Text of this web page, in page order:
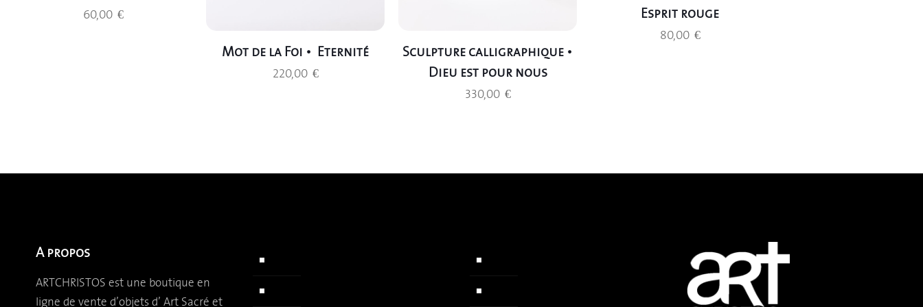
60,00 €
Mot de la Foi • Eternité
220,00 €
Sculpture calligraphique •
Dieu est pour nous
330,00 €
Esprit rouge
80,00 €
A propos
ARTCHRISTOS est une boutique en
ligne de vente d’objets d’Art Sacré et